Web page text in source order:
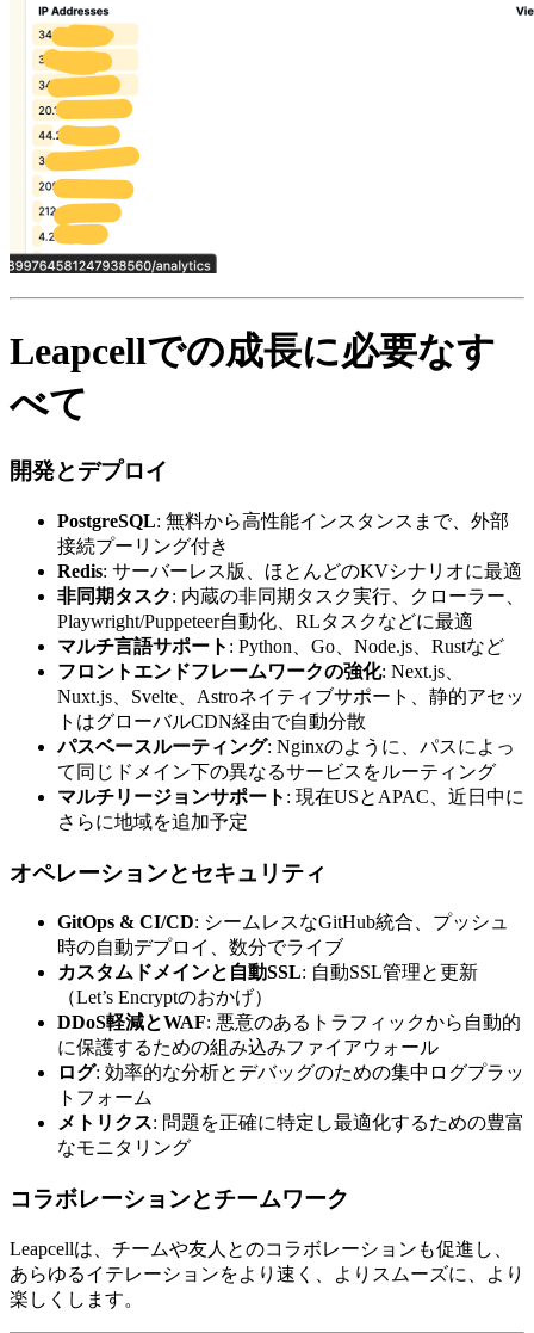
Leapcellでの成長に必要なす
べて
開発とデプロイ
PostgreSQL: 無料から高性能インスタンスまで、外部
接続プーリング付き
Redis: サーバーレス版、ほとんどのKVシナリオに最適
非同期タスク: 内蔵の非同期タスク実行、クローラー、
Playwright/Puppeteer自動化、RLタスクなどに最適
マルチ言語サポート : Python、Go、Node.js、Rustなど
フロントエンドフレームワークの強化: Next.js、
Nuxt.js、Svelte、Astroネイティブサポート、静的アセッ
トはグローバルCDN経由で自動分散
パスベースルーティング: Nginxのように、パスによっ
て同じドメイン下の異なるサービスをルーティング
マルチリージョンサポート : 現在USとAPAC、近日中に
さらに地域を追加予定
オペレーションとセキュリティ
GitOps & CI/CD: シームレスなGitHub統合、プッシュ
時の自動デプロイ、数分でライブ
カスタムドメインと自動SSL: 自動SSL管理と更新
（Let’s Encryptのおかげ）
DDoS軽減とWAF: 悪意のあるトラフィックから自動的
に保護するための組み込みファイアウォール
ログ: 効率的な分析とデバッグのための集中ログプラッ
トフォーム
メトリクス: 問題を正確に特定し最適化するための豊富
なモニタリング
コラボレーションとチームワーク
Leapcellは、チームや友人とのコラボレーションも促進し、
あらゆるイテレーションをより速く、よりスムーズに、より
楽しくします。